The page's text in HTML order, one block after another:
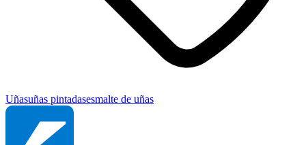
Uñasuñas pintadasesmalte de uñas